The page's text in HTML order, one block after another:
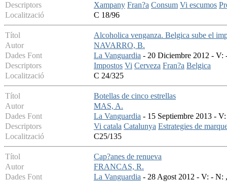
Descriptors
Xampany Fran?a Consum Vi escumos
Localització
C 18/96
Títol
Alcoholica venganza. Belgica sube el
Autor
NAVARRO, B.
Dades Font
La Vanguardia - 20 Diciembre 2012 - V:
Descriptors
Impostos Vi Cerveza Fran?a Belgica
Localització
C 24/325
Títol
Botellas de cinco estrellas
Autor
MAS, A.
Dades Font
La Vanguardia - 15 Septiembre 2013 -
Descriptors
Vi catala Catalunya Estrategies de
Localització
C25/135
Títol
Cap?anes de renueva
Autor
FRANCAS, R.
Dades Font
La Vanguardia - 28 Agost 2012 - V: - N: